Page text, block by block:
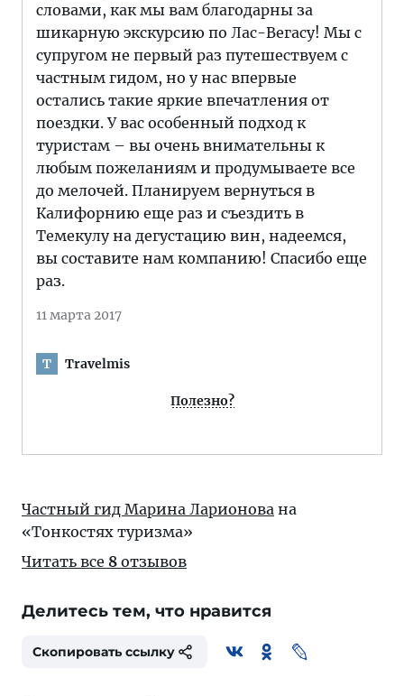
словами, как мы вам благодарны за
шикарную экскурсию по Лас-Вегасу! Мы с
супругом не первый раз путешествуем с
частным гидом, но у нас впервые
остались такие яркие впечатления от
поездки. У вас особенный подход к
туристам – вы очень внимательны к
любым пожеланиям и продумываете все
до мелочей. Планируем вернуться в
Калифорнию еще раз и съездить в
Темекулу на дегустацию вин, надеемся,
вы составите нам компанию! Спасибо еще
раз.
11 марта 2017
T Travelmis
Полезно?
Частный гид Марина Ларионова на
«Тонкостях туризма»
Читать все 8 отзывов
Делитесь тем, что нравится
Скопировать ссылку